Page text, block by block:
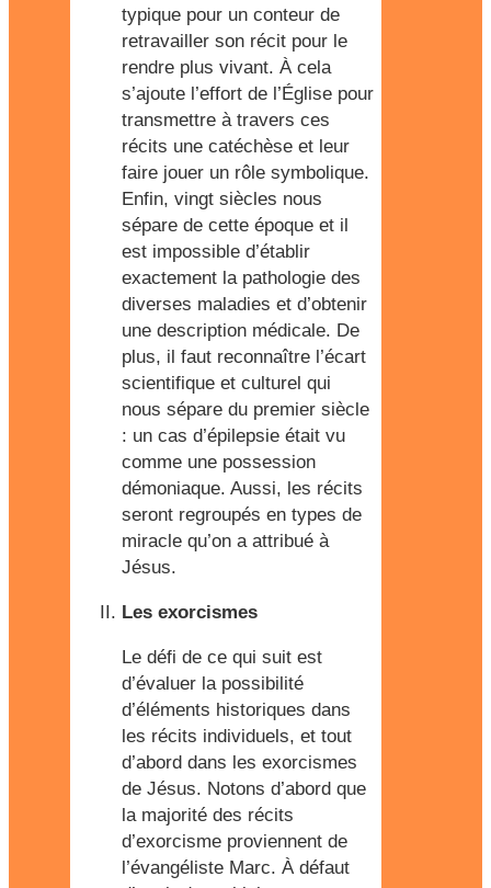
typique pour un conteur de
retravailler son récit pour le
rendre plus vivant. À cela
s’ajoute l’effort de l’Église pour
transmettre à travers ces
récits une catéchèse et leur
faire jouer un rôle symbolique.
Enfin, vingt siècles nous
sépare de cette époque et il
est impossible d’établir
exactement la pathologie des
diverses maladies et d’obtenir
une description médicale. De
plus, il faut reconnaître l’écart
scientifique et culturel qui
nous sépare du premier siècle
: un cas d’épilepsie était vu
comme une possession
démoniaque. Aussi, les récits
seront regroupés en types de
miracle qu’on a attribué à
Jésus.
Les exorcismes
Le défi de ce qui suit est
d’évaluer la possibilité
d’éléments historiques dans
les récits individuels, et tout
d’abord dans les exorcismes
de Jésus. Notons d’abord que
la majorité des récits
d’exorcisme proviennent de
l’évangéliste Marc. À défaut